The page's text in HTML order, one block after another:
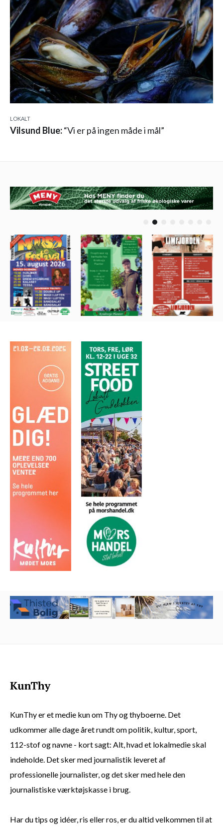
LOKALT
Vilsund Blue:“Vi er på ingen måde i mål”
KunThy er et medie kun om Thy og thyboerne. Det
udkommer alle dage året rundt om politik, kultur, sport,
112-stof og navne - kort sagt: Alt, hvad et lokalmedie skal
indeholde. Det sker med journalistik leveret af
professionelle journalister, og det sker med hele den
journalistiske værktøjskasse i brug.
Har du tips og idéer, ris eller ros, er du altid velkommen til at